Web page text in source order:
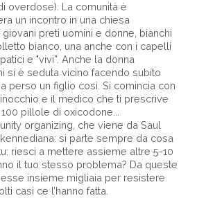
overdose). La comunità è
un incontro in una chiesa
preti uomini e donne, bianchi
bianco, una anche con i capelli
e "vivi”. Anche la donna
si è seduta vicino facendo subito
perso un figlio così. Si comincia con
e il medico che ti prescrive
pillole di oxicodone...
organizing, che viene da Saul
si parte sempre da cosa
riesci a mettere assieme altre 5-10
il tuo stesso problema? Da queste
insieme migliaia per resistere
casi ce l’hanno fatta.